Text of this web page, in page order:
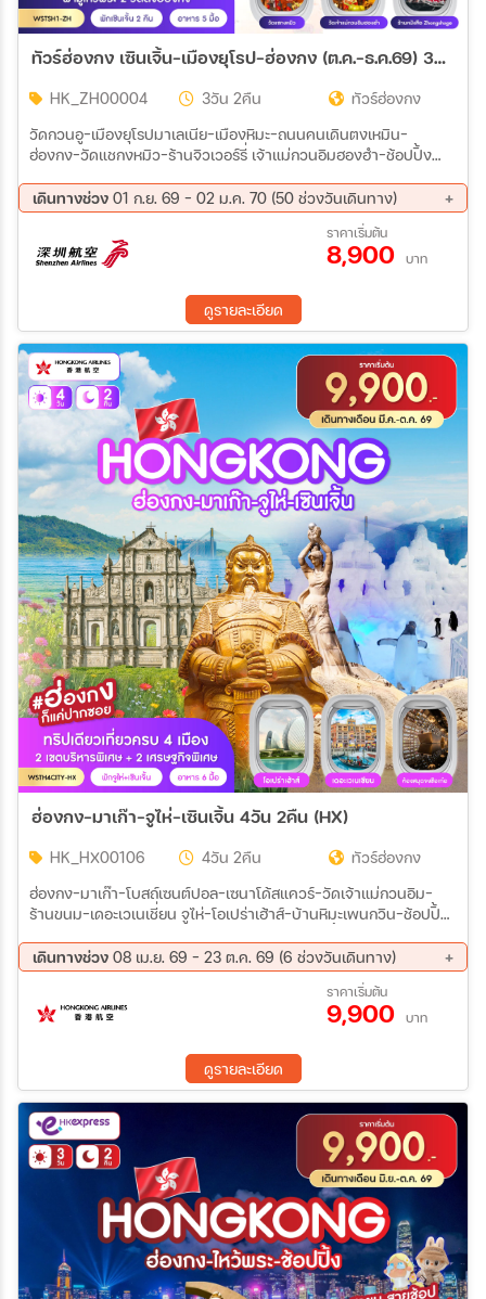
09 ม.ค. 70 - 12 ม.ค. 70
11 ม.ค. 70 - 14 ม.ค. 70
13 ม.ค. 70 - 16 ม.ค. 70
14 ม.ค. 70 - 17 ม.ค. 70
15 ม.ค. 70 - 18 ม.ค. 70
17 ม.ค. 70 - 20 ม.ค. 70
21 ม.ค. 70 - 24 ม.ค. 70
23 ม.ค. 70 - 26 ม.ค. 70
25 ม.ค. 70 - 28 ม.ค. 70
27 ม.ค. 70 - 30 ม.ค. 70
28 ม.ค. 70 - 31 ม.ค. 70
29 ม.ค. 70 - 01 ก.พ. 70
02 ก.พ. 70 - 05 ก.พ. 70
04 ก.พ. 70 - 07 ก.พ. 70
06 ก.พ. 70 - 09 ก.พ. 70
08 ก.พ. 70 - 11 ก.พ. 70
10 ก.พ. 70 - 13 ก.พ. 70
11 ก.พ. 70 - 14 ก.พ. 70
12 ก.พ. 70 - 15 ก.พ. 70
14 ก.พ. 70 - 17 ก.พ. 70
20 ก.พ. 70 - 23 ก.พ. 70
22 ก.พ. 70 - 25 ก.พ. 70
24 ก.พ. 70 - 27 ก.พ. 70
25 ก.พ. 70 - 28 ก.พ. 70
26 ก.พ. 70 - 01 มี.ค 70
01 มี.ค 70 - 04 มี.ค 70
02 มี.ค 70 - 05 มี.ค 70
04 มี.ค 70 - 07 มี.ค 70
06 มี.ค 70 - 09 มี.ค 70
07 มี.ค 70 - 10 มี.ค 70
08 มี.ค 70 - 11 มี.ค 70
09 มี.ค 70 - 12 มี.ค 70
11 มี.ค 70 - 14 มี.ค 70
13 มี.ค 70 - 16 มี.ค 70
15 มี.ค 70 - 18 มี.ค 70
17 มี.ค 70 - 20 มี.ค 70
18 มี.ค 70 - 21 มี.ค 70
19 มี.ค 70 - 22 มี.ค 70
21 มี.ค 70 - 24 มี.ค 70
ทัวร์ฮ่องกง เซินเจิ้น-เมืองยุโรป-ฮ่องกง (ต.ค.-ธ.ค.69) 3วัน 2คืน (ZH)
HK_ZH00004 3วัน 2คืน
ทัวร์ฮ่องกง
วัดกวนอู-เมืองยุโรปมาเลเนีย-เมืองหิมะ-ถนนคนเดินตงเหมิน-
ฮ่องกง-วัดแชกงหมิว-ร้านจิวเวอร์รี่ เจ้าแม่กวนอิมฮองฮำ-ช้อปปิ้ง
เมืองโบราณหนานโถว-Oh Bay-Zhongshuge Bookshop พักเซิน
เจิ้น 2 คืน
เดินทางช่วง 01 ก.ย. 69 - 02 ม.ค. 70 (50 ช่วงวันเดินทาง)
02 ต.ค. 69 - 04 ต.ค. 69
03 ต.ค. 69 - 05 ต.ค. 69
04 ต.ค. 69 - 06 ต.ค. 69
10 ต.ค. 69 - 12 ต.ค. 69
11 ต.ค. 69 - 13 ต.ค. 69
16 ต.ค. 69 - 18 ต.ค. 69
18 ต.ค. 69 - 20 ต.ค. 69
22 ต.ค. 69 - 24 ต.ค. 69
23 ต.ค. 69 - 25 ต.ค. 69
24 ต.ค. 69 - 26 ต.ค. 69
25 ต.ค. 69 - 27 ต.ค. 69
29 ต.ค. 69 - 31 ต.ค. 69
30 ต.ค. 69 - 01 พ.ย. 69
31 ต.ค. 69 - 02 พ.ย. 69
01 พ.ย. 69 - 03 พ.ย. 69
05 พ.ย. 69 - 07 พ.ย. 69
06 พ.ย. 69 - 08 พ.ย. 69
07 พ.ย. 69 - 09 พ.ย. 69
08 พ.ย. 69 - 10 พ.ย. 69
12 พ.ย. 69 - 14 พ.ย. 69
13 พ.ย. 69 - 15 พ.ย. 69
14 พ.ย. 69 - 16 พ.ย. 69
15 พ.ย. 69 - 17 พ.ย. 69
19 พ.ย. 69 - 21 พ.ย. 69
20 พ.ย. 69 - 22 พ.ย. 69
21 พ.ย. 69 - 23 พ.ย. 69
22 พ.ย. 69 - 24 พ.ย. 69
26 พ.ย. 69 - 28 พ.ย. 69
27 พ.ย. 69 - 29 พ.ย. 69
28 พ.ย. 69 - 30 พ.ย. 69
29 พ.ย. 69 - 01 ธ.ค. 69
03 ธ.ค. 69 - 05 ธ.ค. 69
04 ธ.ค. 69 - 06 ธ.ค. 69
05 ธ.ค. 69 - 07 ธ.ค. 69
06 ธ.ค. 69 - 08 ธ.ค. 69
10 ธ.ค. 69 - 12 ธ.ค. 69
11 ธ.ค. 69 - 13 ธ.ค. 69
12 ธ.ค. 69 - 14 ธ.ค. 69
13 ธ.ค. 69 - 15 ธ.ค. 69
17 ธ.ค. 69 - 19 ธ.ค. 69
18 ธ.ค. 69 - 20 ธ.ค. 69
19 ธ.ค. 69 - 21 ธ.ค. 69
20 ธ.ค. 69 - 22 ธ.ค. 69
24 ธ.ค. 69 - 26 ธ.ค. 69
25 ธ.ค. 69 - 27 ธ.ค. 69
26 ธ.ค. 69 - 28 ธ.ค. 69
27 ธ.ค. 69 - 29 ธ.ค. 69
ราคาเริ่มต้น
8,900 บาท
ดูรายละเอียด
ฮ่องกง-มาเก๊า-จูไห่-เซินเจิ้น 4วัน 2คืน (HX)
HK_HX00106 4วัน 2คืน
ทัวร์ฮ่องกง
ฮ่องกง-มาเก๊า-โบสถ์เซนต์ปอล-เซนาโด้สแควร์-วัดเจ้าแม่กวนอิม-
ร้านขนม-เดอะเวเนเชี่ยน จูไห่-โอเปร่าเฮ้าส์-บ้านหิมะเพนกวิน-ช้อปปิ้ง
ร้านหยก-Zhonghuge-Oh Bay-ร้านหยก-ตึกผิงอัน-Co Co Park
ฮ่องกง-เจ้าแม่กวนอิมฮองฮำ-ร้านจิวเวลรี่-วัดแชกงหมิว-ช้อปปิ้งถนน
เดินทางช่วง 08 เม.ย. 69 - 23 ต.ค. 69 (6 ช่วงวันเดินทาง)
28 ส.ค. 69 - 31 ส.ค. 69
16 ก.ย. 69 - 19 ก.ย. 69
27 ก.ย. 69 - 30 ก.ย. 69
07 ต.ค. 69 - 10 ต.ค. 69
20 ต.ค. 69 - 23 ต.ค. 69
ราคาเริ่มต้น
9,900 บาท
ดูรายละเอียด